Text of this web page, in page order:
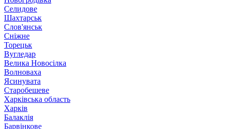
Селидове
Шахтарськ
Слов'янськ
Сніжне
Торецьк
Вугледар
Велика Новосілка
Волноваха
Ясинувата
Старобешеве
Харківська область
Харків
Балаклія
Барвінкове